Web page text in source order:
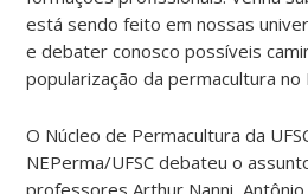
está sendo feito em nossas
e debater conosco possíveis
popularização da permacultura no
O Núcleo de Permacultura da
NEPerma/UFSC debateu o
professores Arthur Nanni,